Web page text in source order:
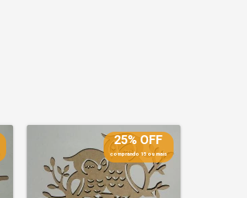
25% OFF
comprando 15 ou mais